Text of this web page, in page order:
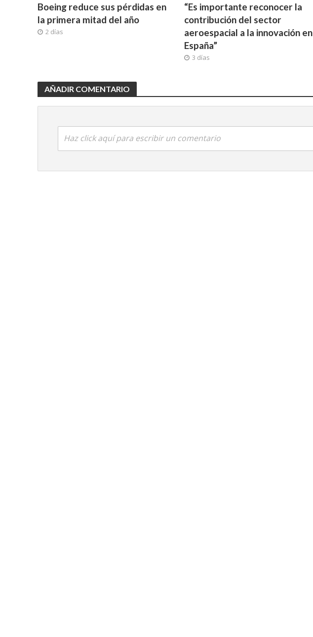
Boeing reduce sus pérdidas en
la primera mitad del año
2 días
“Es importante reconocer la
contribución del sector
aeroespacial a la innovación en
España”
3 días
AÑADIR COMENTARIO
Haz click aquí para escribir un comentario